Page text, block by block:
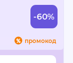
-60%
промокод